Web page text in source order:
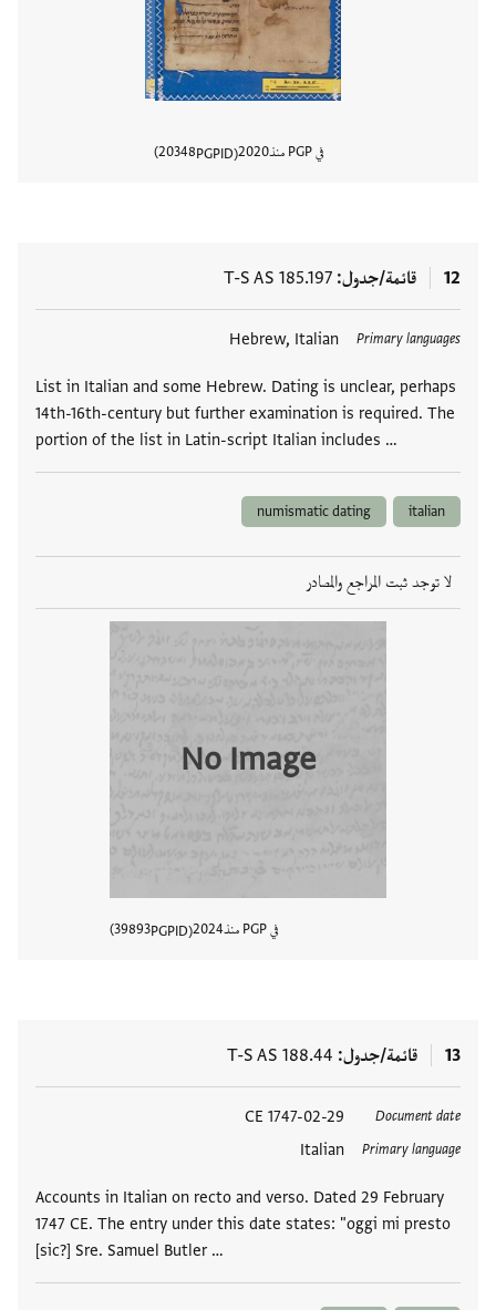
في PGP منذ 2020
PGPID
20348
12 قائمة/جدول T-S AS 185.197
Primary languages
Hebrew, Italian
List in Italian and some Hebrew. Dating is unclear, perhaps
14th-16th-century but further examination is required. The
portion of the list in Latin-script Italian includes …
العلامات
italian
numismatic dating
لا توجد ثبت المراجع والمصادر
No Image
في PGP منذ 2024
PGPID
39893
13 قائمة/جدول T-S AS 188.44
Document date
1747-02-29 CE
Primary language
Italian
Accounts in Italian on recto and verso. Dated 29 February
1747 CE. The entry under this date states: "oggi mi presto
[sic?] Sre. Samuel Butler …
العلامات